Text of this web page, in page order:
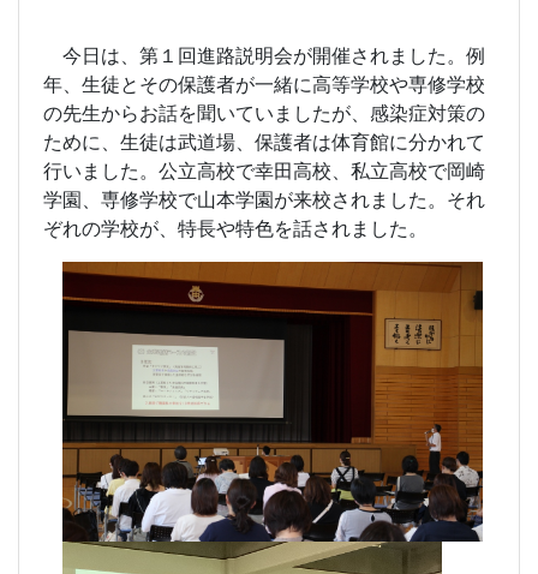
今日は、第１回進路説明会が開催されました。例
年、生徒とその保護者が一緒に高等学校や専修学校
の先生からお話を聞いていましたが、感染症対策の
ために、生徒は武道場、保護者は体育館に分かれて
行いました。公立高校で幸田高校、私立高校で岡崎
学園、専修学校で山本学園が来校されました。それ
ぞれの学校が、特長や特色を話されました。